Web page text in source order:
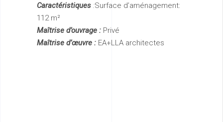
Caractéristiques :Surface d’aménagement:
112 m²
Maîtrise d’ouvrage : Privé
Maîtrise d’œuvre : EA+LLA architectes